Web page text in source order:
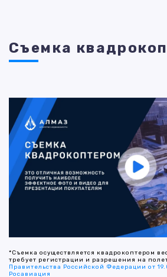
Съемка
*Съемка осуществляется квадрокоптером
требует регистрации и разрешения на
Правительства Российской Федерации от
Росавиация